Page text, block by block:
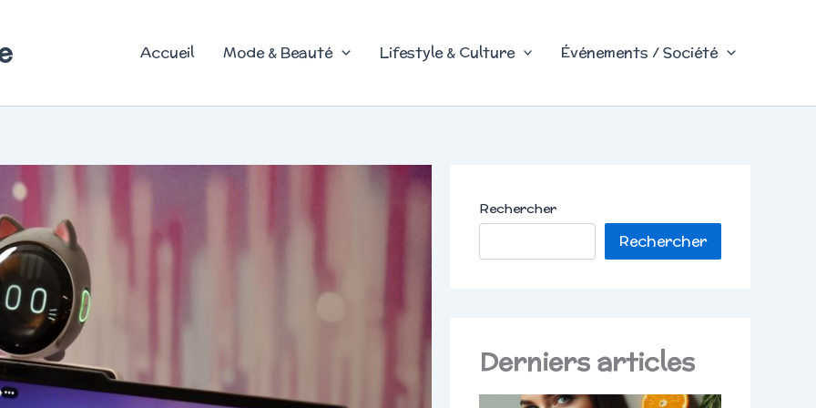
Accueil Mode & Beauté Lifestyle & Culture Événements / Société
Rechercher
Rechercher
Derniers articles